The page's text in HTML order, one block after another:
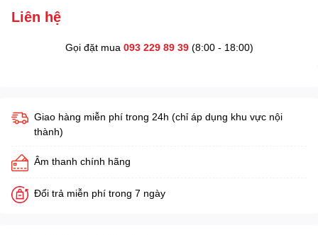
Liên hệ
Gọi đặt mua 093 229 89 39(8:00 - 18:00)
Giao hàng miễn phí trong 24h (chỉ áp dụng khu vực nội
thành)
Âm thanh chính hãng
Đổi trả miễn phí trong 7 ngày